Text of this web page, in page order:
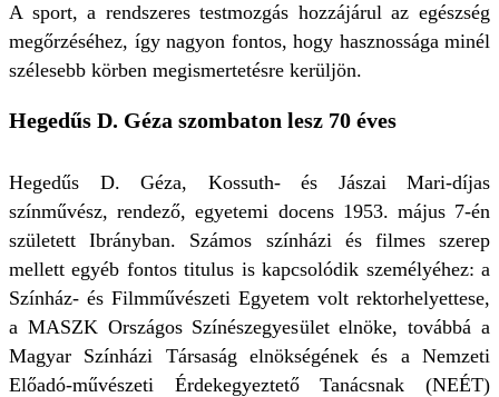
A sport, a rendszeres testmozgás hozzájárul az egészség
megőrzéséhez, így nagyon fontos, hogy hasznossága minél
szélesebb körben megismertetésre kerüljön.
Hegedűs D. Géza szombaton lesz 70 éves
Hegedűs D. Géza, Kossuth- és Jászai Mari-díjas
színművész, rendező, egyetemi docens 1953. május 7-én
született Ibrányban. Számos színházi és filmes szerep
mellett egyéb fontos titulus is kapcsolódik személyéhez: a
Színház- és Filmművészeti Egyetem volt rektorhelyettese,
a MASZK Országos Színészegyesület elnöke, továbbá a
Magyar Színházi Társaság elnökségének és a Nemzeti
Előadó-művészeti Érdekegyeztető Tanácsnak (NEÉT)